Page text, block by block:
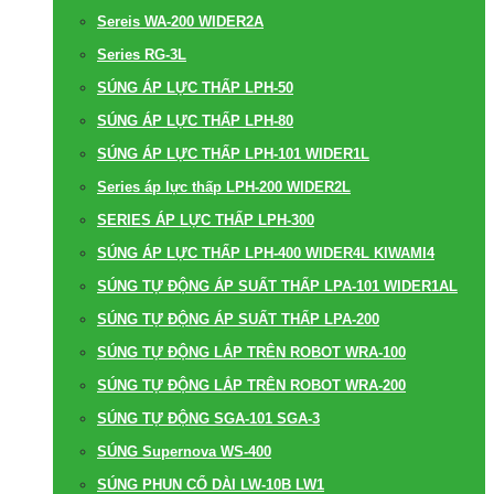
Sereis WA-200 WIDER2A
Series RG-3L
SÚNG ÁP LỰC THẤP LPH-50
SÚNG ÁP LỰC THẤP LPH-80
SÚNG ÁP LỰC THẤP LPH-101 WIDER1L
Series áp lực thấp LPH-200 WIDER2L
SERIES ÁP LỰC THẤP LPH-300
SÚNG ÁP LỰC THẤP LPH-400 WIDER4L KIWAMI4
SÚNG TỰ ĐỘNG ÁP SUẤT THẤP LPA-101 WIDER1AL
SÚNG TỰ ĐỘNG ÁP SUẤT THẤP LPA-200
SÚNG TỰ ĐỘNG LẮP TRÊN ROBOT WRA-100
SÚNG TỰ ĐỘNG LẮP TRÊN ROBOT WRA-200
SÚNG TỰ ĐỘNG SGA-101 SGA-3
SÚNG Supernova WS-400
SÚNG PHUN CỔ DÀI LW-10B LW1